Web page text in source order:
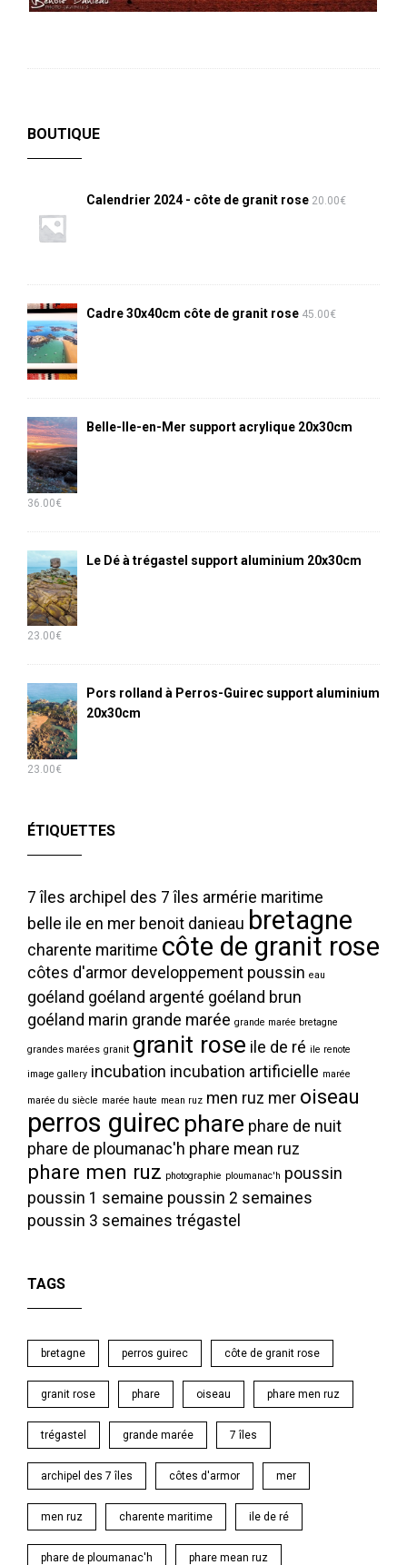
BOUTIQUE
Calendrier 2024 - côte de granit rose 20.00€
Cadre 30x40cm côte de granit rose 45.00€
Belle-Ile-en-Mer support acrylique 20x30cm
36.00€
Le Dé à trégastel support aluminium 20x30cm
23.00€
Pors rolland à Perros-Guirec support aluminium
20x30cm
23.00€
ÉTIQUETTES
7 îles archipel des 7 îles armérie maritime
belle ile en mer benoit danieau bretagne
charente maritime côte de granit rose
côtes d'armor developpement poussin eau
goéland goéland argenté goéland brun
goéland marin grande marée grande marée bretagne
grandes marées granit granit rose ile de ré ile renote
image gallery incubation incubation artificielle marée
marée du siècle marée haute mean ruz men ruz mer oiseau
perros guirec phare phare de nuit
phare de ploumanac'h phare mean ruz
phare men ruz photographie ploumanac'h poussin
poussin 1 semaine poussin 2 semaines
poussin 3 semaines trégastel
TAGS
bretagne perros guirec côte de granit rose
granit rose phare oiseau phare men ruz
trégastel grande marée 7 îles
archipel des 7 îles côtes d'armor mer
men ruz charente maritime ile de ré
phare de ploumanac'h phare mean ruz